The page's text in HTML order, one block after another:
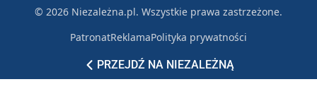
PRZEJDŹ NA NIEZALEŻNĄ
© 2026 Niezależna.pl. Wszystkie prawa zastrzeżone.
PatronatReklamaPolityka prywatności